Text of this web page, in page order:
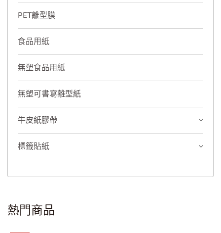
PET離型膜
食品用紙
無塑食品用紙
無塑可書寫離型紙
牛皮紙膠帶
標籤貼紙
熱門商品